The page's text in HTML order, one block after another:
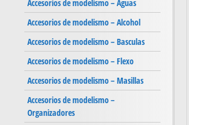
Accesorios de modelismo – Aguas
Accesorios de modelismo – Alcohol
Accesorios de modelismo – Basculas
Accesorios de modelismo – Flexo
Accesorios de modelismo – Masillas
Accesorios de modelismo –
Organizadores